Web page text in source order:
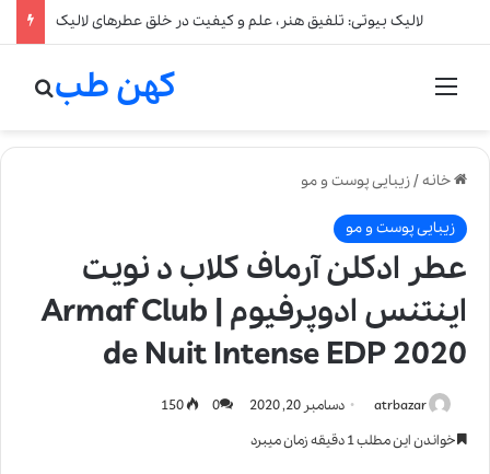
لالیک بیوتی: تلفیق هنر، علم و کیفیت در خلق عطرهای لالیک
منو کهن طب
خانه/زیبایی پوست و مو
زیبایی پوست و مو
عطر ادکلن آرماف کلاب د نویت
اینتنس ادوپرفیوم | Armaf Club
de Nuit Intense EDP 2020
atrbazar دسامبر 20, 2020 0
خواندن این مطلب 1 دقیقه زمان میبرد